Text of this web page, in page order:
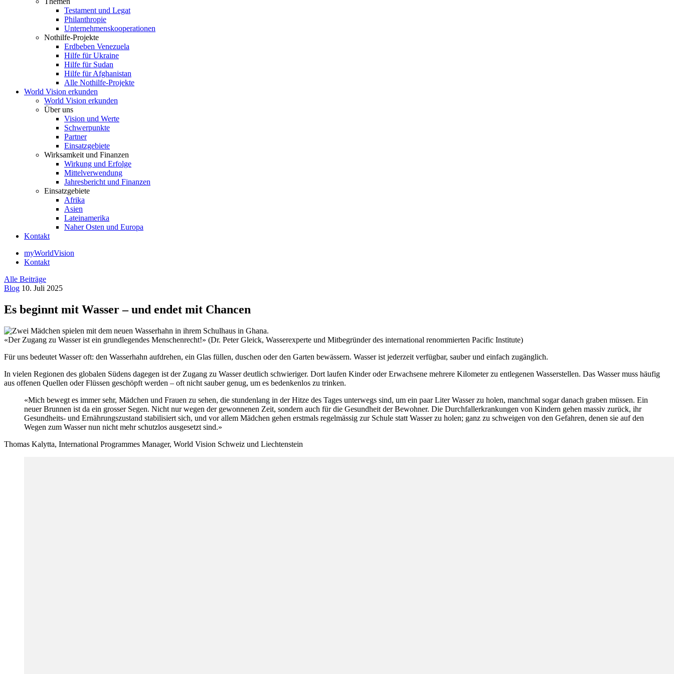
Testament und Legat
Philanthropie
Unternehmenskooperationen
Nothilfe-Projekte
Erdbeben Venezuela
Hilfe für Ukraine
Hilfe für Sudan
Hilfe für Afghanistan
Alle Nothilfe-Projekte
World Vision erkunden
World Vision erkunden
Über uns
Vision und Werte
Schwerpunkte
Partner
Einsatzgebiete
Wirksamkeit und Finanzen
Wirkung und Erfolge
Mittelverwendung
Jahresbericht und Finanzen
Einsatzgebiete
Afrika
Asien
Lateinamerika
Naher Osten und Europa
Kontakt
myWorldVision
Kontakt
Alle Beiträge
Blog 10. Juli 2025
Es beginnt mit Wasser – und endet mit Chancen
«Der Zugang zu Wasser ist ein grundlegendes Menschenrecht!» (Dr. Peter Gleick, Wasserexperte und Mitbegründer des international renommierten Pacific Institute)
Für uns bedeutet Wasser oft: den Wasserhahn aufdrehen, ein Glas füllen, duschen oder den Garten bewässern. Wasser ist jederzeit verfügbar, sauber und einfach zugänglich.
In vielen Regionen des globalen Südens dagegen ist der Zugang zu Wasser deutlich schwieriger. Dort laufen Kinder oder Erwachsene mehrere Kilometer zu entlegenen Wasserstellen. Das Wasser muss häufig
aus offenen Quellen oder Flüssen geschöpft werden – oft nicht sauber genug, um es bedenkenlos zu trinken.
«Mich bewegt es immer sehr, Mädchen und Frauen zu sehen, die stundenlang in der Hitze des Tages unterwegs sind, um ein paar Liter Wasser zu holen, manchmal sogar danach graben müssen. Ein
neuer Brunnen ist da ein grosser Segen. Nicht nur wegen der gewonnenen Zeit, sondern auch für die Gesundheit der Bewohner. Die Durchfallerkrankungen von Kindern gehen massiv zurück, ihr
Gesundheits- und Ernährungszustand stabilisiert sich, und vor allem Mädchen gehen erstmals regelmässig zur Schule statt Wasser zu holen; ganz zu schweigen von den Gefahren, denen sie auf den
Wegen zum Wasser nun nicht mehr schutzlos ausgesetzt sind.»
Thomas Kalytta, International Programmes Manager, World Vision Schweiz und Liechtenstein